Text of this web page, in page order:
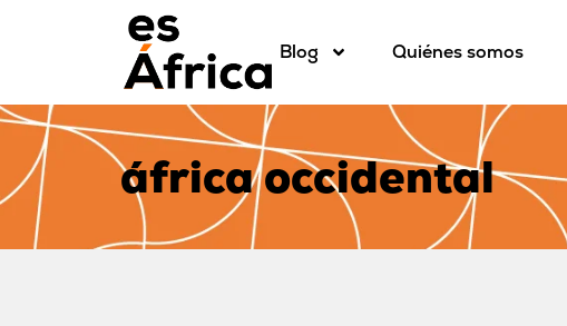
Blog Quiénes somos
áfrica occidental